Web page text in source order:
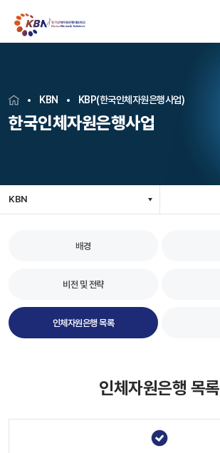
KBN KBP(한국인체자원은행사업)
한국인체자원은행사업
KBN
배경
비전 및 전략
인체자원은행 목록
인체자원은행 목록